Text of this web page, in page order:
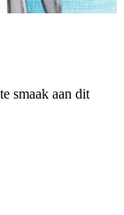
smaak aan dit